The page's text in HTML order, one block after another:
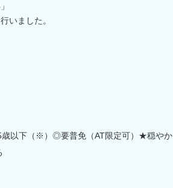
いました。
以下（※）◎要普免（AT限定可）★穏やか